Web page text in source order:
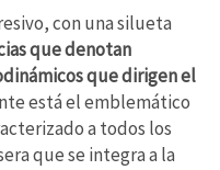
con una silueta
que denotan
que dirigen el
está el emblemático
a todos los
que se integra a la